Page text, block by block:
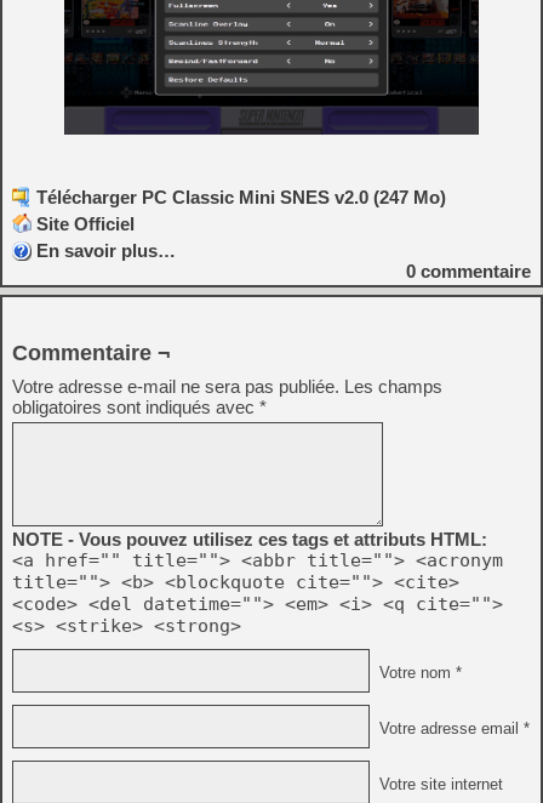
Télécharger PC Classic Mini SNES v2.0 (247 Mo)
Site Officiel
En savoir plus…
0 commentaire
Commentaire ¬
Votre adresse e-mail ne sera pas publiée. Les champs
obligatoires sont indiqués avec *
NOTE - Vous pouvez utilisez ces tags et attributs HTML:
<a href="" title=""> <abbr title=""> <acronym
title=""> <b> <blockquote cite=""> <cite>
<code> <del datetime=""> <em> <i> <q cite="">
<s> <strike> <strong>
Votre nom *
Votre adresse email *
Votre site internet